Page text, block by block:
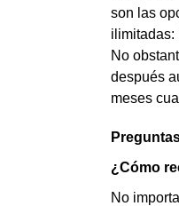
son las
ilimitadas:
No
después
meses
¿Cómo
No